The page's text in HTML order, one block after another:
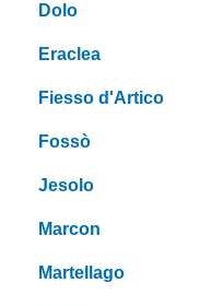
Dolo
Eraclea
Fiesso d'Artico
Fossò
Jesolo
Marcon
Martellago